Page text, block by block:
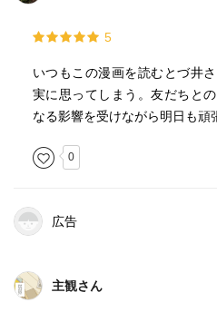
5
いつもこの漫画を読むとづ井
実に思ってしまう。友だちと
なる影響を受けながら明日も頑
0
広告
主観さん